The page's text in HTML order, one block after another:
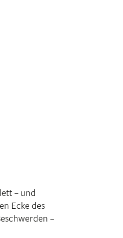
– und
Ecke des
–